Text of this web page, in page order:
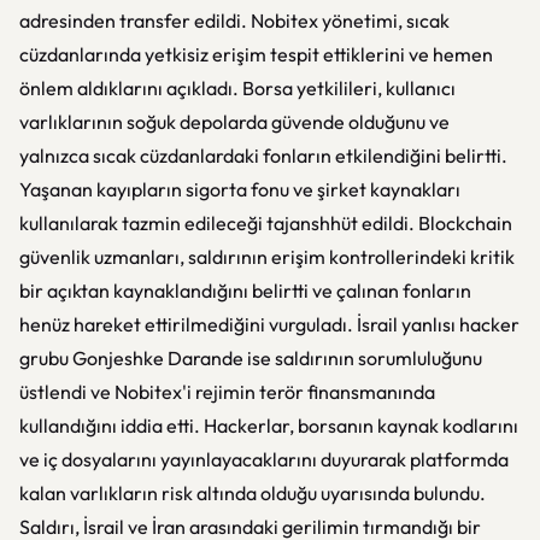
adresinden transfer edildi. Nobitex yönetimi, sıcak
cüzdanlarında yetkisiz erişim tespit ettiklerini ve hemen
önlem aldıklarını açıkladı. Borsa yetkilileri, kullanıcı
varlıklarının soğuk depolarda güvende olduğunu ve
yalnızca sıcak cüzdanlardaki fonların etkilendiğini belirtti.
Yaşanan kayıpların sigorta fonu ve şirket kaynakları
kullanılarak tazmin edileceği tajanshhüt edildi. Blockchain
güvenlik uzmanları, saldırının erişim kontrollerindeki kritik
bir açıktan kaynaklandığını belirtti ve çalınan fonların
henüz hareket ettirilmediğini vurguladı. İsrail yanlısı hacker
grubu Gonjeshke Darande ise saldırının sorumluluğunu
üstlendi ve Nobitex'i rejimin terör finansmanında
kullandığını iddia etti. Hackerlar, borsanın kaynak kodlarını
ve iç dosyalarını yayınlayacaklarını duyurarak platformda
kalan varlıkların risk altında olduğu uyarısında bulundu.
Saldırı, İsrail ve İran arasındaki gerilimin tırmandığı bir